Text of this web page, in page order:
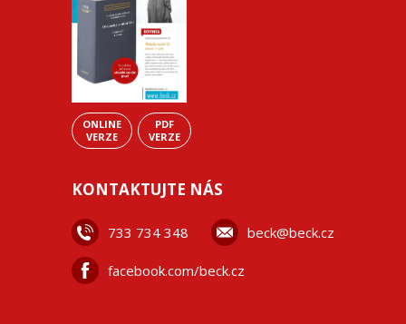
ONLINE
VERZE
PDF
VERZE
KONTAKTUJTE NÁS
733 734 348 beck@beck.cz
facebook.com/beck.cz